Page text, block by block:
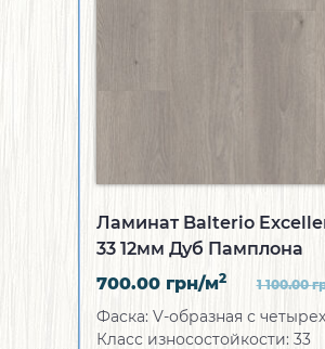
Ламинат Balterio
33 12мм Дуб Памплона
700.00 грн/м2 1 100.00
Фаска: V-образная с
Класс износостойкости: 33